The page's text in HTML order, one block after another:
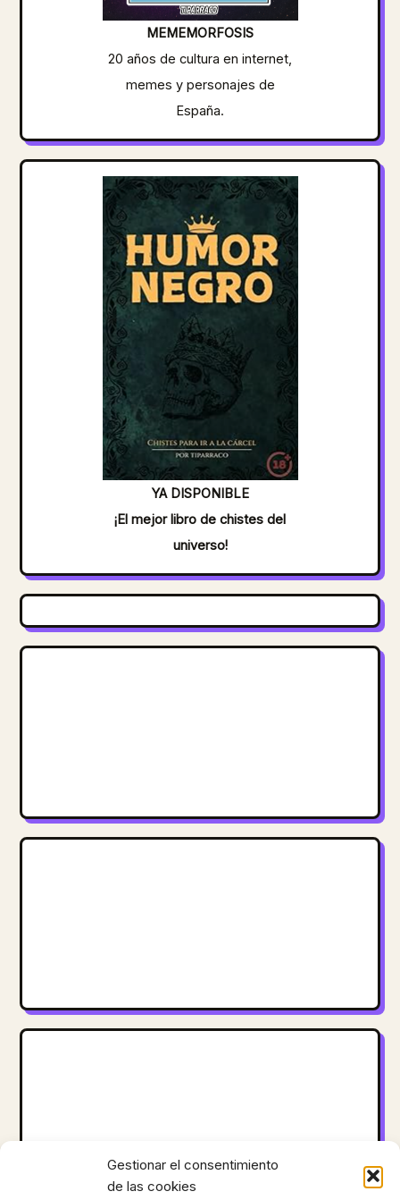
Gestionar el consentimiento
de las cookies
MEMEMORFOSIS
20 años de cultura en internet,
memes y personajes de
España.
YA DISPONIBLE
¡El mejor libro de chistes del
universo!